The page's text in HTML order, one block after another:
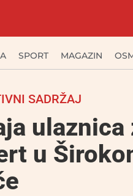
SPORT MAGAZIN
SADRŽAJ
u